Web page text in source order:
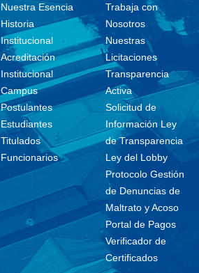
Nuestra Esencia
Historia
Institucional
Acreditación
Institucional
Campus
Postulantes
Estudiantes
Titulados
Funcionarios
Trabaja con
Nosotros
Nuestras
Licitaciones
Transparencia
Activa
Solicitud de
Información Ley
de Transparencia
Ley del Lobby
Protocolo Gestión
de Denuncias de
Maltrato y Acoso
Portal de Pagos
Verificador de
Certificados